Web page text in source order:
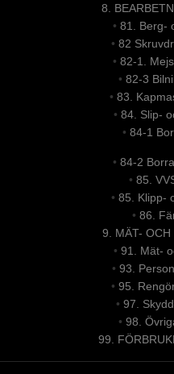
8.
• 81. Berg-
• 82
•82-1.
• 82-3
• 83.
•84. Slip-
• 84-1
• 84-2
• 85.
•85. Klipp-
• 86.
9. MÄT- OCH
•91. Mät-
•93.
•95.
•97.
• 98.
99.